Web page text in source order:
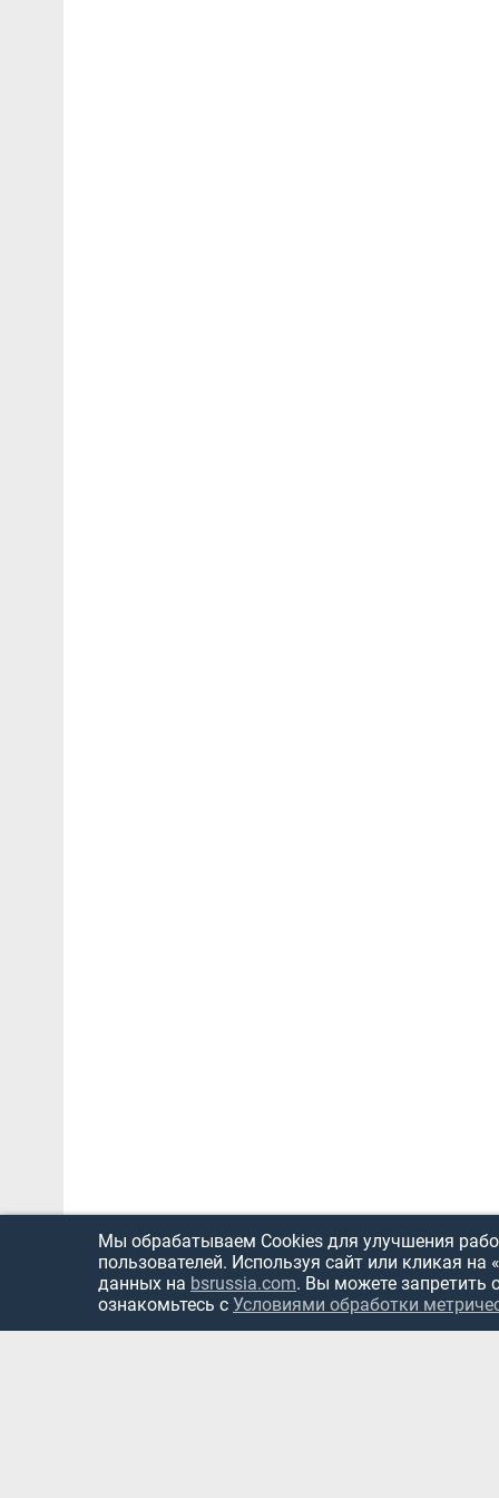
Мы обрабатываем Cookies для улучшения
пользователей. Используя сайт или кликая
данных на bsrussia.com. Вы можете запретить
ознакомьтесь с Условиями обработки